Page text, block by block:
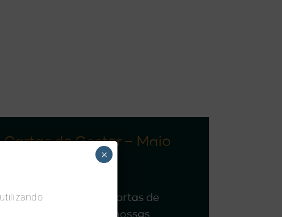
Cartas do Gestor – Maio
Confira aqui nossas cartas de
gestão referentes às nossas
×